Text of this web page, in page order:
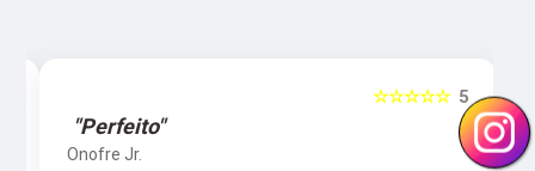
5
☆☆☆☆☆
"Perfeito"
Onofre Jr.